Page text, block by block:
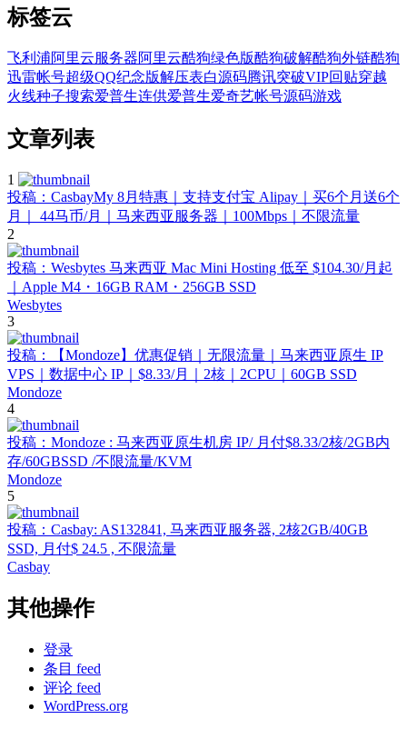
标签云
飞利浦阿里云服务器阿里云酷狗绿色版酷狗破解酷狗外链酷狗
迅雷帐号超级QQ纪念版解压表白源码腾讯突破VIP回贴穿越
火线种子搜索爱普生连供爱普生爱奇艺帐号源码游戏
文章列表
1
投稿：CasbayMy 8月特惠｜支持支付宝 Alipay｜买6个月送6个
月｜ 44马币/月｜马来西亚服务器｜100Mbps｜不限流量
2
投稿：Wesbytes 马来西亚 Mac Mini Hosting 低至 $104.30/月起
｜Apple M4・16GB RAM・256GB SSD
Wesbytes
3
投稿：【Mondoze】优惠促销｜无限流量｜马来西亚原生 IP
VPS｜数据中心 IP｜$8.33/月｜2核｜2CPU｜60GB SSD
Mondoze
4
投稿：Mondoze : 马来西亚原生机房 IP/ 月付$8.33/2核/2GB内
存/60GBSSD /不限流量/KVM
Mondoze
5
投稿：Casbay: AS132841, 马来西亚服务器, 2核2GB/40GB
SSD, 月付$ 24.5 , 不限流量
Casbay
其他操作
登录
条目 feed
评论 feed
WordPress.org